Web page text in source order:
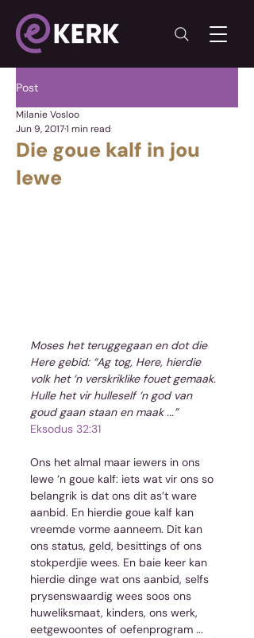
Post
Die goue kalf in jou
lewe
Milanie Vosloo
Jun 9, 20171 min read
Moses het teruggegaan en dot die
Here gebid: “Ag tog, Here, hierdie
volk het ‘n verskriklike fouet gemaak.
Hulle het vir hulleself ‘n god van
goud gaan staan en maak ...”
Eksodus 32:31
Ons het almal maar iewers in ons
lewe ‘n goue kalf: iets wat vir ons so
belangrik is dat ons dit as’t ware
aanbid. En hierdie goue kalf kan
vreemde vorme aanneem. Dit kan
ons status, geld, besittings of ons
stokperdjie wees. En baie keer kan
hierdie dinge wat ons aanbid, selfs
prysenswaardig wees soos ons
huweliksmaat, kinders, ons werk,
eetgewoontes of oefenprogram ...